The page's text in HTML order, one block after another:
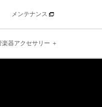
メンテナンス
楽器アクセサリー